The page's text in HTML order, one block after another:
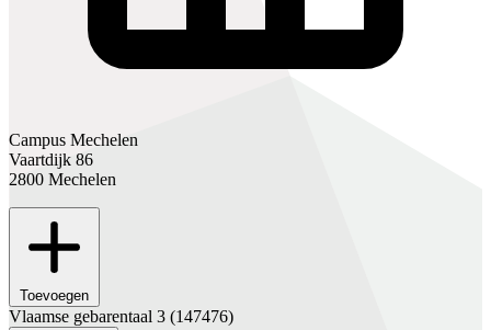
Campus Mechelen
Vaartdijk 86
2800 Mechelen
Toevoegen
Vlaamse gebarentaal 3 (147476)